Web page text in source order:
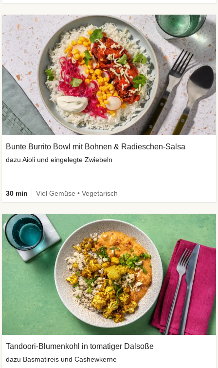
Bunte Burrito Bowl mit Bohnen & Radieschen-Salsa
dazu Aioli und eingelegte Zwiebeln
30 min Viel Gemüse • Vegetarisch
Tandoori-Blumenkohl in tomatiger Dalsoße
dazu Basmatireis und Cashewkerne